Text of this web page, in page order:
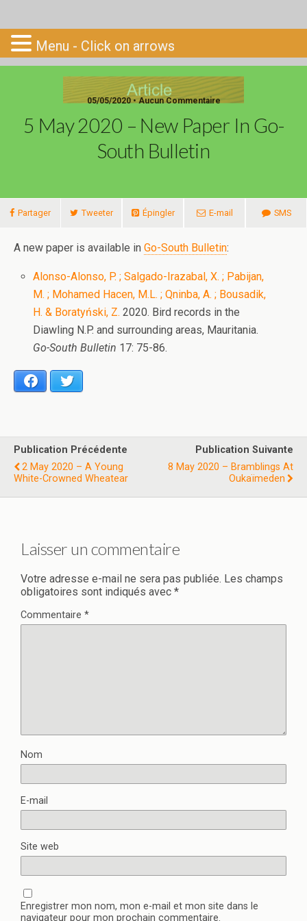
Go-South
05/05/2020 • Aucun Commentaire
5 May 2020 – New Paper In Go-
South Bulletin
Partager Tweeter Épingler E-mail SMS
A new paper is available in Go-South Bulletin:
Alonso-Alonso, P. ; Salgado-Irazabal, X. ; Pabijan,
M. ; Mohamed Hacen, M.L. ; Qninba, A. ; Bousadik,
H. & Boratyński, Z. 2020. Bird records in the
Diawling N.P. and surrounding areas, Mauritania.
Go-South Bulletin 17: 75-86.
Facebook
Publication Précédente
2 May 2020 – A Young
White-Crowned Wheatear
Publication Suivante
8 May 2020 – Bramblings At
Oukaïmeden
Laisser un commentaire
Votre adresse e-mail ne sera pas publiée. Les champs
obligatoires sont indiqués avec *
Commentaire *
Nom
E-mail
Site web
Enregistrer mon nom, mon e-mail et mon site dans le
navigateur pour mon prochain commentaire.
Menu - Click on arrows